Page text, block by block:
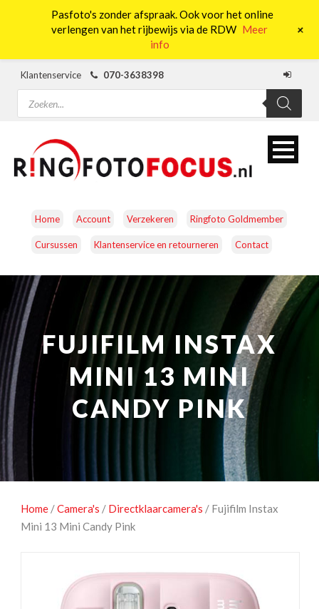
Klantenservice
070-3638398
Producten
zoeken
Home Account Verzekeren Ringfoto Goldmember
Cursussen Klantenservice en retourneren Contact
CAMERA’S OBJECTIEVEN ACCESSOIRES
NATUUROBSERVATIE MEDIA EN ENERGIE
STUDIOFOTOGRAFIE OCCASIONS
FUJIFILM INSTAX
MINI 13 MINI
CANDY PINK
Home /Camera's / Directklaarcamera's / Fujifilm Instax
Mini 13 Mini Candy Pink
Pasfoto's zonder afspraak. Ook voor het online
verlengen van het rijbewijs via de RDW Meer
info
+